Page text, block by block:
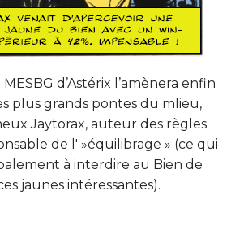
d’Astérix l’amènera enfin
plus grands pontes du mlieu,
Jaytorax, auteur des règles
de l' »équilibrage » (ce qui
à interdire au Bien de
jaunes intéressantes).